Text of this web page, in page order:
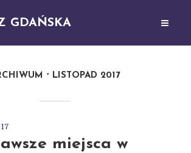
GDAŃSKA
LISTOPAD 2017
miejsca w